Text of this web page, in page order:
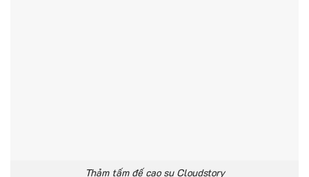
Thảm tấm đế cao su Cloudstory